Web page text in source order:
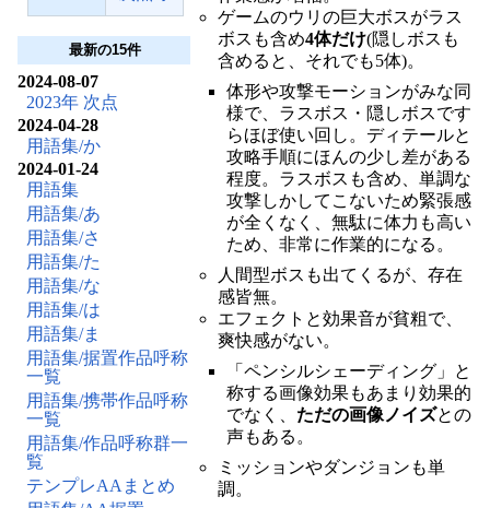
最新の15件
2024-08-07
2023年 次点
2024-04-28
用語集/か
2024-01-24
用語集
用語集/あ
用語集/さ
用語集/た
用語集/な
用語集/は
用語集/ま
用語集/据置作品呼称
一覧
用語集/携帯作品呼称
一覧
用語集/作品呼称群一
覧
テンプレAAまとめ
ゲームのウリの巨大ボスがラス
ボスも含め4体だけ(隠しボスも
含めると、それでも5体)。
体形や攻撃モーションがみな同
様で、ラスボス・隠しボスです
らほぼ使い回し。ディテールと
攻略手順にほんの少し差がある
程度。ラスボスも含め、単調な
攻撃しかしてこないため緊張感
が全くなく、無駄に体力も高い
ため、非常に作業的になる。
人間型ボスも出てくるが、存在
感皆無。
エフェクトと効果音が貧粗で、
爽快感がない。
「ペンシルシェーディング」と
称する画像効果もあまり効果的
でなく、 ただの画像ノイズとの
声もある。
ミッションやダンジョンも単
調。